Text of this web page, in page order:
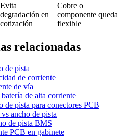
Evita
degradación en
cotización
Cobre o
componente queda
flexible
relacionadas
de pista
de corriente
de vía
de alta corriente
de pista para conectores PCB
ancho de pista
de pista BMS
PCB en gabinete